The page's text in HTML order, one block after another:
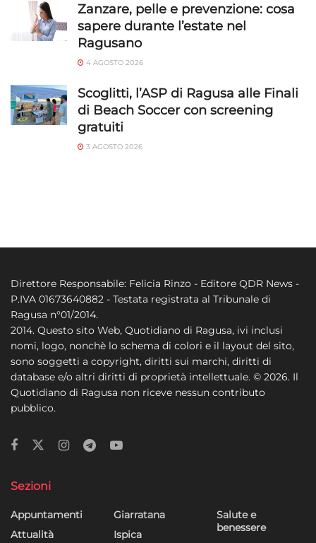
Zanzare, pelle e prevenzione: cosa
sapere durante l’estate nel
Ragusano
4 AGOSTO 2026
Scoglitti, l’ASP di Ragusa alle Finali
di Beach Soccer con screening
gratuiti
3 AGOSTO 2026
Direttore Responsabile: Felicia Rinzo - Editore QDR News -
P.IVA 01673640882 - Testata registrata al Tribunale di
Ragusa n°01/2014.
2014. Questo sito Web, Quotidiano di Ragusa, ivi inclusi
nomi, logo, nonchè lo schema di colori e il layout del sito,
sono soggetti a copyright, diritti sui marchi, diritti di
database e/o altri diritti di proprietà intellettuale. © 2026. Il
Quotidiano di Ragusa non riceve nessun contributo
pubblico.
Sezioni
Appuntamenti
Attualità
Giarratana
Ispica
Salute e
benessere